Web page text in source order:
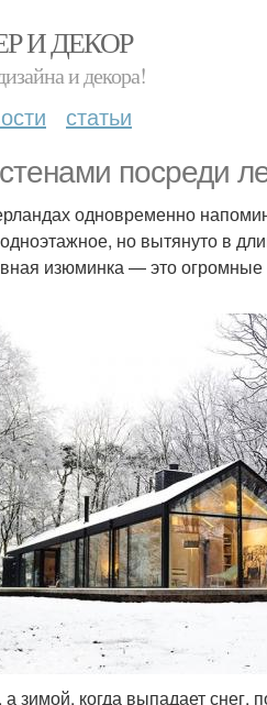
И ДЕКОР
и декора!
статьи
посреди
одновременно
но вытянуто в
изюминка — это
когда выпадает снег,